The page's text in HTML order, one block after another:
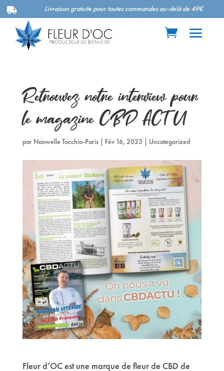
 Livraison gratuite pour toutes commandes au-delà de 49€
Retrouvez notre interview pour
le magazine CBD ACTU
par Naowelle Tocchio-Paris| Fév 16, 2023 Uncategorized
Fleur d’OC est une marque de fleur de CBD de